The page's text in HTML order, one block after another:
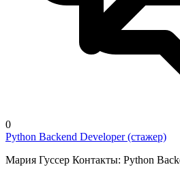
0
Python Backend Developer (стажер)
Мария Гуссер Контакты: Python